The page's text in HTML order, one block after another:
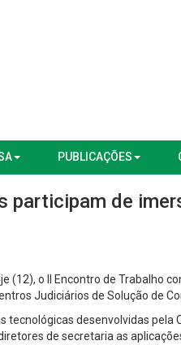
PUBLICAÇÕES
participam de
(12), o II Encontro de Trabalho
Judiciários de Solução de
desenvolvidas pela
de secretaria as